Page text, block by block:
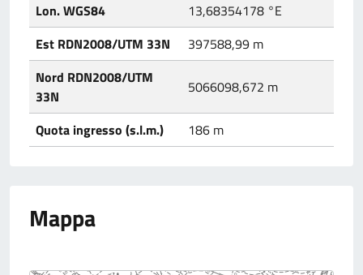
Lon. WGS84
13,68354178 °E
Est RDN2008/UTM 33N
397588,99 m
Nord RDN2008/UTM
33N
5066098,672 m
Quota ingresso (s.l.m.) 186 m
Mappa